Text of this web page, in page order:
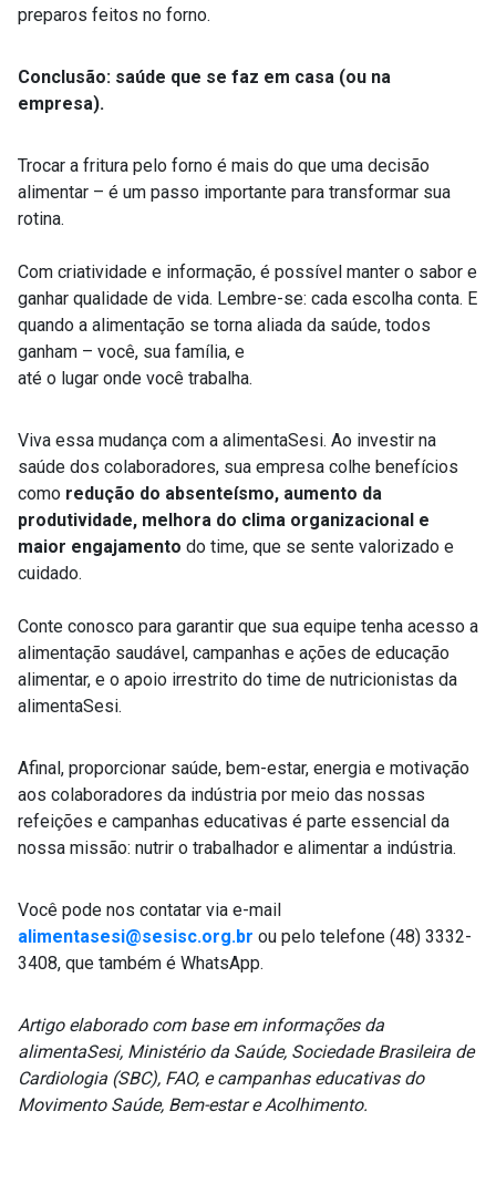
preparos feitos no forno.
Conclusão: saúde que se faz em casa (ou na
empresa).
Trocar a fritura pelo forno é mais do que uma decisão
alimentar – é um passo importante para transformar sua
rotina.
Com criatividade e informação, é possível manter o sabor e
ganhar qualidade de vida. Lembre-se: cada escolha conta. E
quando a alimentação se torna aliada da saúde, todos
ganham – você, sua família, e
até o lugar onde você trabalha.
Viva essa mudança com a alimentaSesi. Ao investir na
saúde dos colaboradores, sua empresa colhe benefícios
como redução do absenteísmo, aumento da
produtividade, melhora do clima organizacional e
maior engajamento do time, que se sente valorizado e
cuidado.
Conte conosco para garantir que sua equipe tenha acesso a
alimentação saudável, campanhas e ações de educação
alimentar, e o apoio irrestrito do time de nutricionistas da
alimentaSesi.
Afinal, proporcionar saúde, bem-estar, energia e motivação
aos colaboradores da indústria por meio das nossas
refeições e campanhas educativas é parte essencial da
nossa missão: nutrir o trabalhador e alimentar a indústria.
Você pode nos contatar via e-mail
alimentasesi@sesisc.org.br ou pelo telefone (48) 3332-
3408, que também é WhatsApp.
Artigo elaborado com base em informações da
alimentaSesi, Ministério da Saúde, Sociedade Brasileira de
Cardiologia (SBC), FAO, e campanhas educativas do
Movimento Saúde, Bem-estar e Acolhimento.